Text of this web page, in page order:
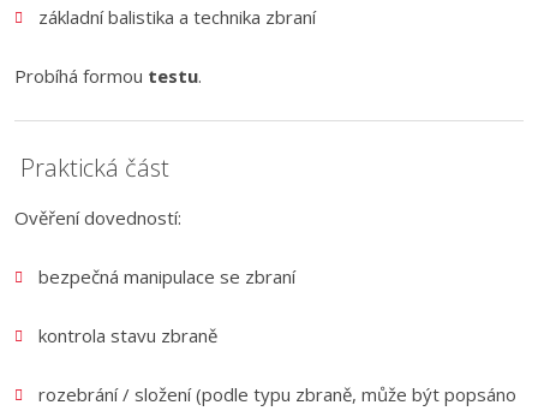
základní balistika a technika zbraní
Probíhá formou testu.
Praktická část
Ověření dovedností:
bezpečná manipulace se zbraní
kontrola stavu zbraně
rozebrání / složení (podle typu zbraně, může být popsáno